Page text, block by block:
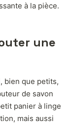
à la pièce.
une
bien que petits,
de savon
panier à linge
mais aussi